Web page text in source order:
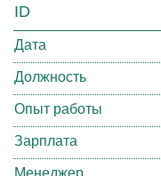
ID
Дата
Должность
Опыт работы
Зарплата
Менеджер